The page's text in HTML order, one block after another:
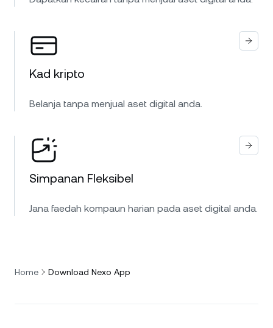
Kad kripto
Belanja tanpa menjual aset digital anda.
Simpanan Fleksibel
Jana faedah kompaun harian pada aset digital anda.
Home Download Nexo App